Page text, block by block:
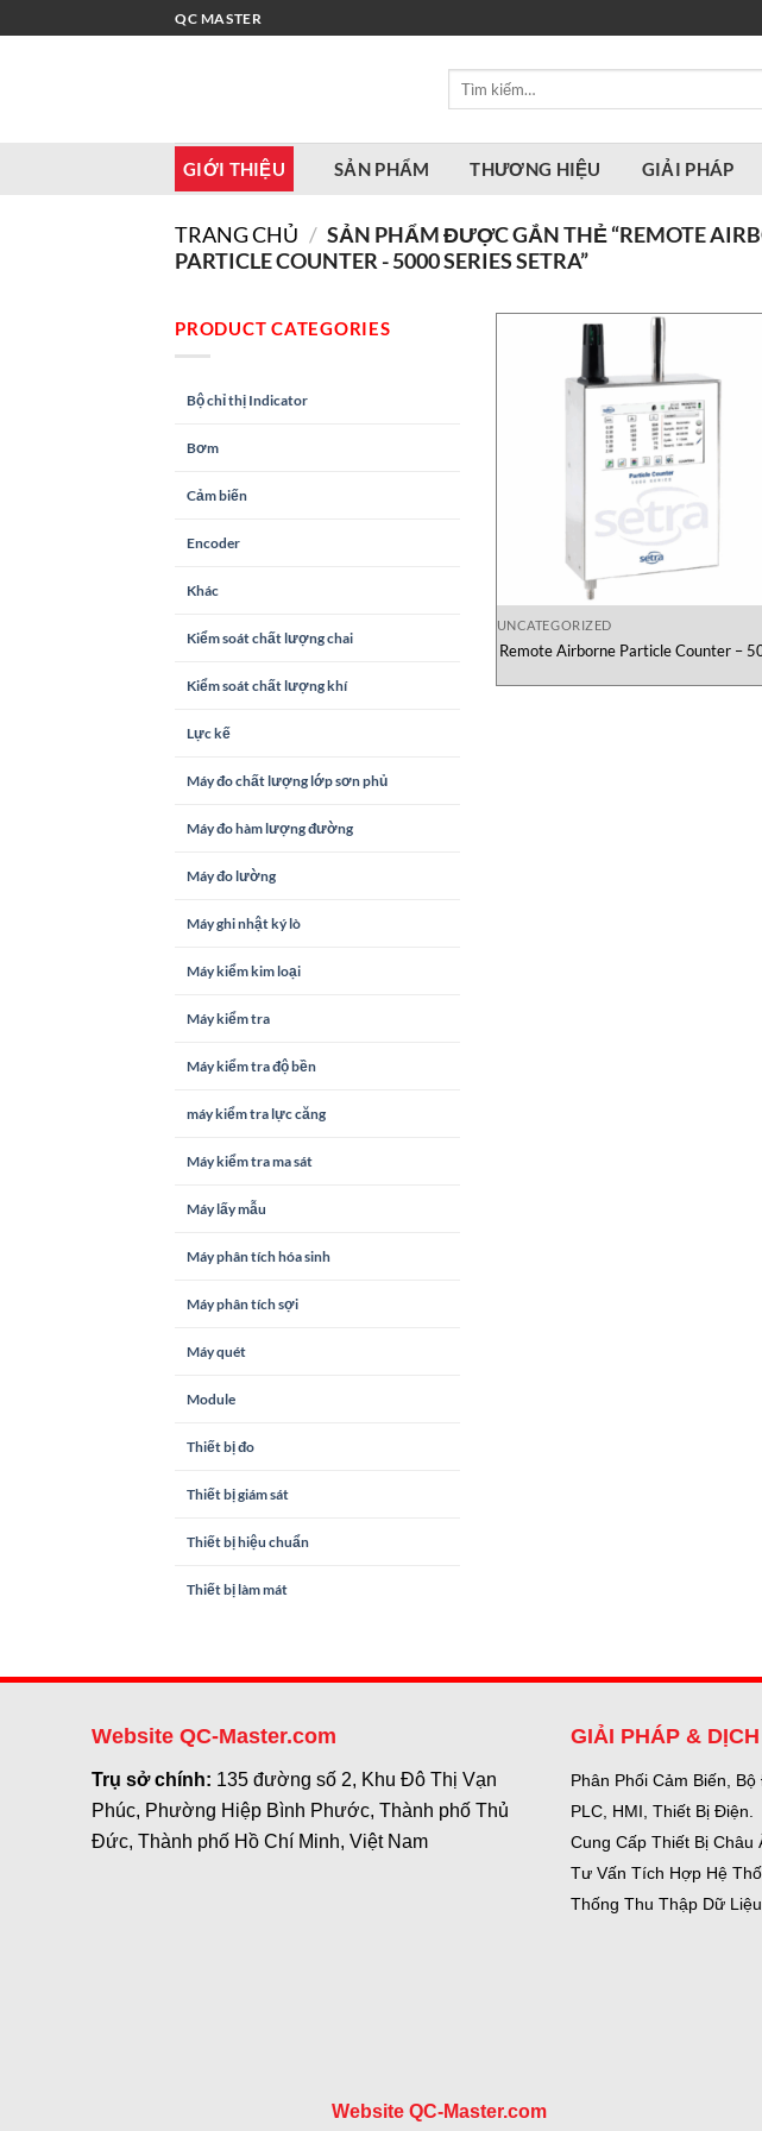
qua
QC MASTER
Tìm
GIỚI THIỆU SẢN PHẨM THƯƠNG HIỆU GIẢI PHÁP
TRANG CHỦ / SẢN PHẨM ĐƯỢC GẮN THẺ “REMOTE
PARTICLE COUNTER - 5000 SERIES SETRA”
PRODUCT CATEGORIES
Bộ chỉ thị Indicator
Bơm
Cảm biến
Encoder
Khác
Kiểm soát chất lượng chai
Kiểm soát chất lượng khí
Lực kế
Máy đo chất lượng lớp sơn phủ
Máy đo hàm lượng đường
Máy đo lường
Máy ghi nhật ký lò
Máy kiểm kim loại
Máy kiểm tra
Máy kiểm tra độ bền
máy kiểm tra lực căng
Máy kiểm tra ma sát
Máy lấy mẫu
Máy phân tích hóa sinh
Máy phân tích sợi
Máy quét
Module
Thiết bị đo
Thiết bị giám sát
Thiết bị hiệu chuẩn
Thiết bị làm mát
UNCATEGORIZED
Remote Airborne Particle Counter –
Website QC-Master.com
Trụ sở chính: 135 đường số 2, Khu Đô Thị Vạn
Phúc, Phường Hiệp Bình Phước, Thành phố Thủ
Đức, Thành phố Hồ Chí Minh, Việt Nam
GIẢI PHÁP &
Phân Phối Cảm Biến,
PLC, HMI, Thiết Bị Điện.
Cung Cấp Thiết Bị Châu
Tư Vấn Tích Hợp Hệ
Thống Thu Thập Dữ
Website QC-Master.com